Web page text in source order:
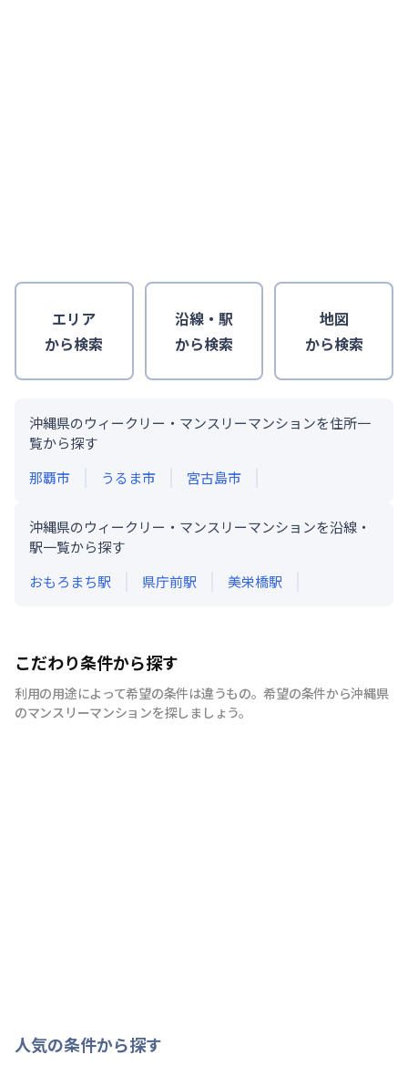
エリア
から検索
沿線・駅
から検索
地図
から検索
沖縄県のウィークリー・マンスリーマンションを住所一
覧から探す
那覇市
うるま市 宮古島市
沖縄県のウィークリー・マンスリーマンションを沿線・
駅一覧から探す
おもろまち駅 県庁前駅 美栄橋駅
こだわり条件から探す
利用の用途によって希望の条件は違うもの。希望の条件から沖縄県
のマンスリーマンションを探しましょう。
人気の条件から探す